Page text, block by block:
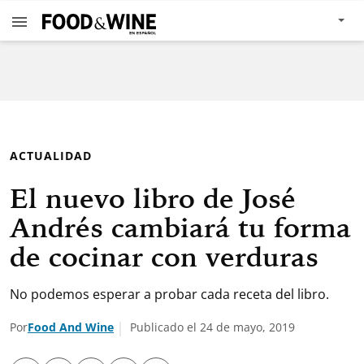
ACTUALIDAD
El nuevo libro de José
Andrés cambiará tu forma
de cocinar con verduras
No podemos esperar a probar cada receta del libro.
PorFood And Wine Publicado el 24 de mayo, 2019